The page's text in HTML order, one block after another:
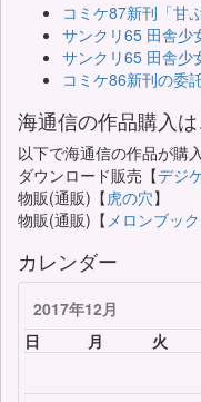
コミケ87新刊「甘
サンクリ65 田舎少
サンクリ65 田舎
コミケ86新刊の委
海通信の作品購入
以下で海通信の作品が購
ダウンロード販売【デジ
物販(通販)【虎の穴】
物販(通販)【 メロンブッ
カレンダー
2017年12月
日
月 火